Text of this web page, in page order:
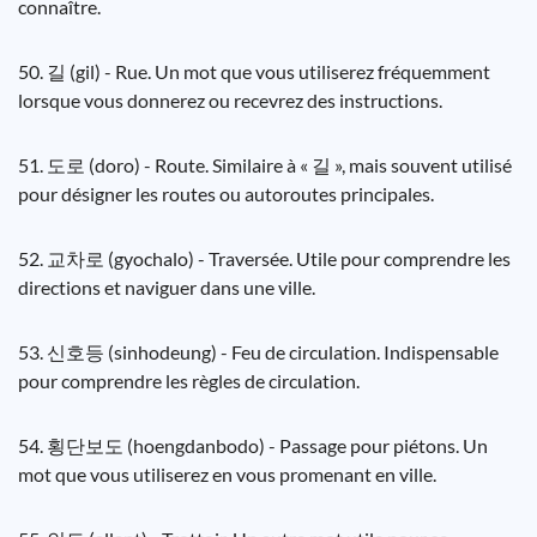
connaître.
50. 길 (gil) - Rue. Un mot que vous utiliserez fréquemment
lorsque vous donnerez ou recevrez des instructions.
51. 도로 (doro) - Route. Similaire à « 길 », mais souvent utilisé
pour désigner les routes ou autoroutes principales.
52. 교차로 (gyochalo) - Traversée. Utile pour comprendre les
directions et naviguer dans une ville.
53. 신호등 (sinhodeung) - Feu de circulation. Indispensable
pour comprendre les règles de circulation.
54. 횡단보도 (hoengdanbodo) - Passage pour piétons. Un
mot que vous utiliserez en vous promenant en ville.